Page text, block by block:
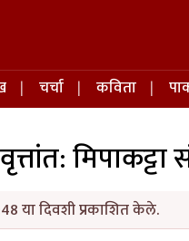
चर्चा कविता
मिपाकट्टा
या दिवशी प्रकाशित केले.